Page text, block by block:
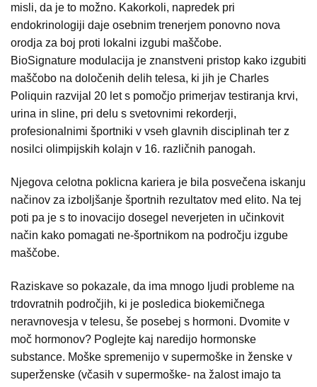
misli, da je to možno. Kakorkoli, napredek pri
endokrinologiji daje osebnim trenerjem ponovno nova
orodja za boj proti lokalni izgubi maščobe.
BioSignature modulacija je znanstveni pristop kako izgubiti
maščobo na določenih delih telesa, ki jih je Charles
Poliquin razvijal 20 let s pomočjo primerjav testiranja krvi,
urina in sline, pri delu s svetovnimi rekorderji,
profesionalnimi športniki v vseh glavnih disciplinah ter z
nosilci olimpijskih kolajn v 16. različnih panogah.
Njegova celotna poklicna kariera je bila posvečena iskanju
načinov za izboljšanje športnih rezultatov med elito. Na tej
poti pa je s to inovacijo dosegel neverjeten in učinkovit
način kako pomagati ne-športnikom na področju izgube
maščobe.
Raziskave so pokazale, da ima mnogo ljudi probleme na
trdovratnih področjih, ki je posledica biokemičnega
neravnovesja v telesu, še posebej s hormoni. Dvomite v
moč hormonov? Poglejte kaj naredijo hormonske
substance. Moške spremenijo v supermoške in ženske v
superženske (včasih v supermoške- na žalost imajo ta